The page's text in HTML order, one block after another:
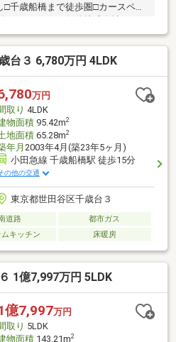
千歳船橋まで徒歩圏□カースペー
：00～19：00まで現地案内会開
お問い合わせください。
お客様それぞれ
ーンを当社スタッフがご提案さ
ては審査により異なります。
台３ 6,780万円 4LDK
万円
取り 4LDK
物面積95.42m2
地面積65.28m2
年月 2003年4月(築23年5ヶ月)
小田急線 千歳船橋駅 徒歩15分
の他の交通
東京都世田谷区千歳台３
道路
都市ガス
キッチン 床暖房
1億7,997万円 5LDK
億7,997万円
取り 5LDK
物面積143.21m2